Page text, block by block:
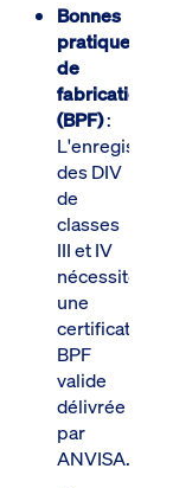
Bonnes
pratiques
de
fabrication
(BPF):
des DIV
de
classes
III et IV
nécessite
une
certification
BPF
valide
délivrée
par
ANVISA.